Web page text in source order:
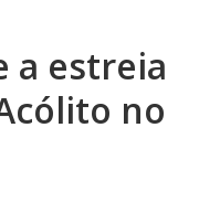
a estreia
no